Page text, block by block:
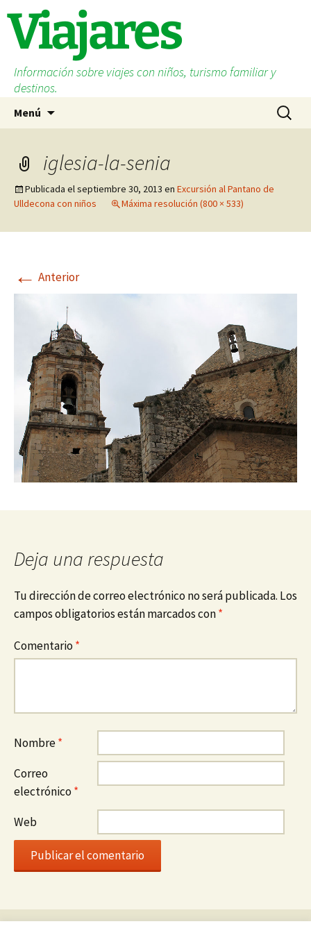
contenido
Viajares
Información sobre viajes con niños, turismo familiar y
destinos.
Menú Buscar:
iglesia-la-senia
Publicada elseptiembre 30, 2013 en Excursión al Pantano de
Ulldecona con niños
Máxima resolución (800 × 533)
← Anterior
Deja una respuesta
Tu dirección de correo electrónico no será publicada. Los
campos obligatorios están marcados con*
Comentario*
Nombre*
Correo
electrónico*
Web